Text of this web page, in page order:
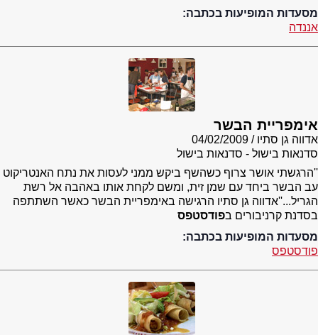
מסעדות המופיעות בכתבה:
אננדה
אימפריית הבשר
אדווה גן סתיו
04/02/2009
סדנאות בישול - סדנאות בישול
''הרגשתי אושר צרוף כשהשף ביקש ממני לעסות את נתח האנטריקוט
עב הבשר ביחד עם שמן זית, ומשם לקחת אותו באהבה אל רשת
הגריל...''אדווה גן סתיו הרגישה באימפריית הבשר כאשר השתתפה
בסדנת קרניבורים בפודסטפס
מסעדות המופיעות בכתבה:
פודסטפס